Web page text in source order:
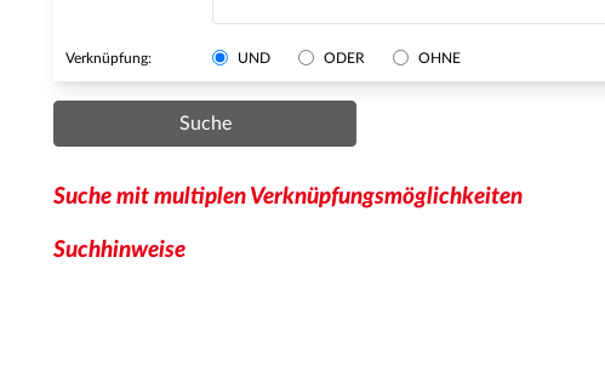
Verknüpfung: UND ODER OHNE
Suche
Suche mit multiplen Verknüpfungsmöglichkeiten
Suchhinweise